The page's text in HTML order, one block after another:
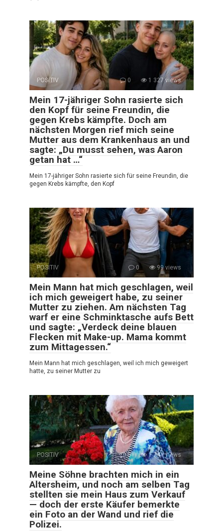
POSITIV 0 1 327 views
Mein 17-jähriger Sohn rasierte sich
den Kopf für seine Freundin, die
gegen Krebs kämpfte. Doch am
nächsten Morgen rief mich seine
Mutter aus dem Krankenhaus an und
sagte: „Du musst sehen, was Aaron
getan hat …“
Mein 17-jähriger Sohn rasierte sich für seine Freundin, die
gegen Krebs kämpfte, den Kopf
POSITIV 0 99 views
Mein Mann hat mich geschlagen, weil
ich mich geweigert habe, zu seiner
Mutter zu ziehen. Am nächsten Tag
warf er eine Schminktasche aufs Bett
und sagte: „Verdeck deine blauen
Flecken mit Make-up. Mama kommt
zum Mittagessen.“
Mein Mann hat mich geschlagen, weil ich mich geweigert
hatte, zu seiner Mutter zu
POSITIV 0 1 741 views
Meine Söhne brachten mich in ein
Altersheim, und noch am selben Tag
stellten sie mein Haus zum Verkauf
— doch der erste Käufer bemerkte
ein Foto an der Wand und rief die
Polizei.